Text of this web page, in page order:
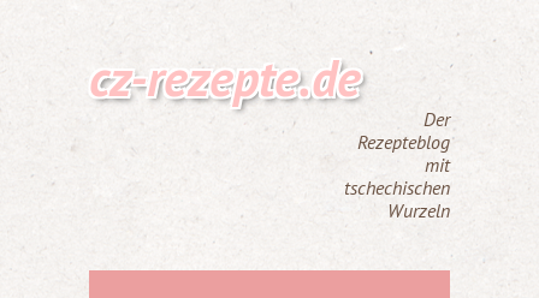
cz-rezepte.de
Der
Rezepteblog
mit
tschechischen
Wurzeln